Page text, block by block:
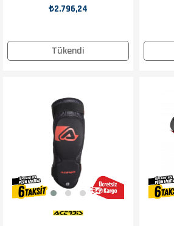
Tükendi
₺2.796,24